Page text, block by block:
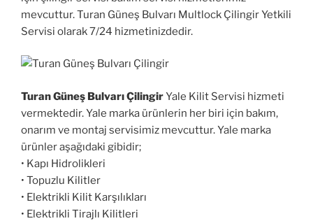
mevcuttur. Turan Güneş Bulvarı Multlock Çilingir Yetkili
Servisi olarak 7/24 hizmetinizdedir.
Turan Güneş Bulvarı ÇilingirYale Kilit Servisi hizmeti
vermektedir. Yale marka ürünlerin her biri için bakım,
onarım ve montaj servisimiz mevcuttur. Yale marka
ürünler aşağıdaki gibidir;
• Kapı Hidrolikleri
• Topuzlu Kilitler
• Elektrikli Kilit Karşılıkları
• Elektrikli Tirajlı Kilitleri